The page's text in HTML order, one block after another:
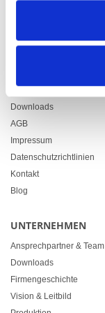
Zürcherstrasse 37
LINKS
Downloads
AGB
Impressum
Datenschutzrichtlinien
Kontakt
Blog
UNTERNEHMEN
Ansprechpartner & Team
Downloads
Firmengeschichte
Vision & Leitbild